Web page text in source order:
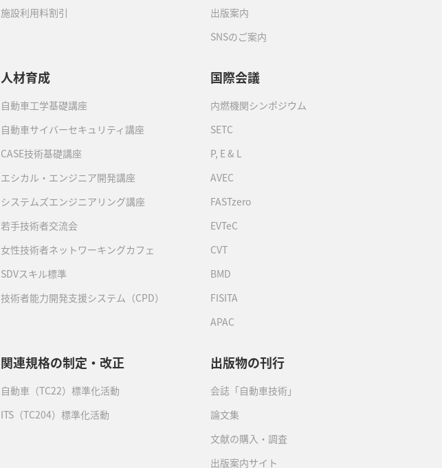
施設利用料割引
出版案内
SNSのご案内
人材育成
自動車工学基礎講座
自動車サイバーセキュリティ講座
CASE技術基礎講座
エシカル・エンジニア開発講座
システムズエンジニアリング講座
若手技術者交流会
女性技術者ネットワーキングカフェ
SDVスキル標準
技術者能力開発支援システム（CPD）
国際会議
内燃機関シンポジウム
SETC
P, E & L
AVEC
FASTzero
EVTeC
CVT
BMD
FISITA
APAC
関連規格の制定・改正
自動車（TC22）標準化活動
ITS（TC204）標準化活動
出版物の刊行
会誌「自動車技術」
論文集
文献の購入・調査
出版案内サイト